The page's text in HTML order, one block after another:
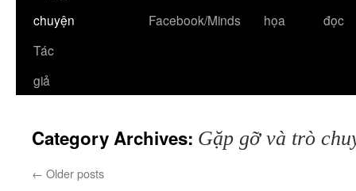
chuyện
Facebook/Minds
họa
đọc
Tác
giả
Category Archives: Gặp gỡ và trò
← Older posts